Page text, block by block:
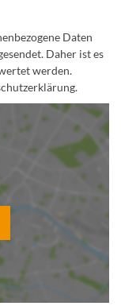
Daten
Daher ist es
werden.